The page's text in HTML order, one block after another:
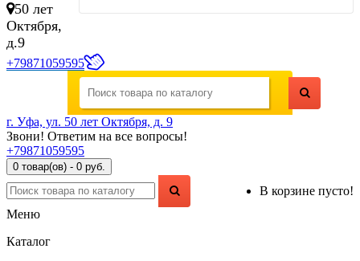
50 лет
Октября,
д.9
+79871059595
г. Уфа, ул. 50 лет Октября, д. 9
Звони! Ответим на все вопросы!
+79871059595
0 товар(ов) - 0 руб.
В корзине пусто!
Меню
Каталог